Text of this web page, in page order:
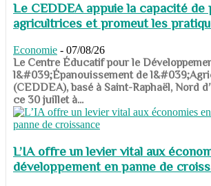
Le CEDDEA appuie la capacité de
agricultrices et promeut les
Economie - 07/08/26
​​​​​​​Le Centre Éducatif pour le
l&#039;Épanouissement de
(CEDDEA), basé à Saint-Raphaël, Nord
ce 30 juillet à...
L’IA offre un levier vital aux
développement en panne de